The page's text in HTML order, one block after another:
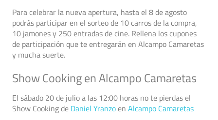
Para celebrar la nueva apertura, hasta el 8 de agosto
podrás participar en el sorteo de 10 carros de la compra,
10 jamones y 250 entradas de cine. Rellena los cupones
de participación que te entregarán en Alcampo Camaretas
y mucha suerte.
Show Cooking en Alcampo Camaretas
El sábado 20 de julio a las 12:00 horas no te pierdas el
Show Cooking de Daniel Yranzoen Alcampo Camaretas